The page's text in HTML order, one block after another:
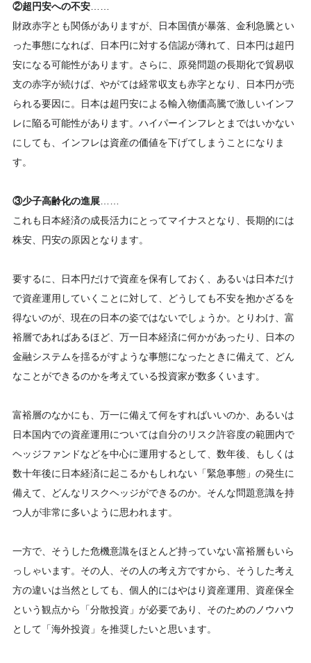
②超円安への不安
財政赤字とも関係がありますが、日本国債が暴落、金利急騰とい
った事態になれば、日本円に対する信認が薄れて、日本円は超円
安になる可能性があります。さらに、原発問題の長期化で貿易収
支の赤字が続けば、やがては経常収支も赤字となり、日本円が売
られる要因に。日本は超円安による輸入物価高騰で激しいインフ
レに陥る可能性があります。ハイパーインフレとまではいかない
にしても、インフレは資産の価値を下げてしまうことになりま
す。
③少子高齢化の進展
これも日本経済の成長活力にとってマイナスとなり、長期的には
株安、円安の原因となります。
要するに、日本円だけで資産を保有しておく、あるいは日本だけ
で資産運用していくことに対して、どうしても不安を抱かざるを
得ないのが、現在の日本の姿ではないでしょうか。とりわけ、富
裕層であればあるほど、万一日本経済に何かがあったり、日本の
金融システムを揺るがすような事態になったときに備えて、どん
なことができるのかを考えている投資家が数多くいます。
富裕層のなかにも、万一に備えて何をすればいいのか、あるいは
日本国内での資産運用については自分のリスク許容度の範囲内で
ヘッジファンドなどを中心に運用するとして、数年後、もしくは
数十年後に日本経済に起こるかもしれない「緊急事態」の発生に
備えて、どんなリスクヘッジができるのか。そんな問題意識を持
つ人が非常に多いように思われます。
一方で、そうした危機意識をほとんど持っていない富裕層もいら
っしゃいます。その人、その人の考え方ですから、そうした考え
方の違いは当然としても、個人的にはやはり資産運用、資産保全
という観点から「分散投資」が必要であり、そのためのノウハウ
として「海外投資」を推奨したいと思います。